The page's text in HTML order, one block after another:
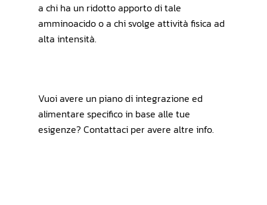
a chi ha un ridotto apporto di tale
amminoacido o a chi svolge attività fisica ad
alta intensità.
Vuoi avere un piano di integrazione ed
alimentare specifico in base alle tue
esigenze? Contattaci per avere altre info.